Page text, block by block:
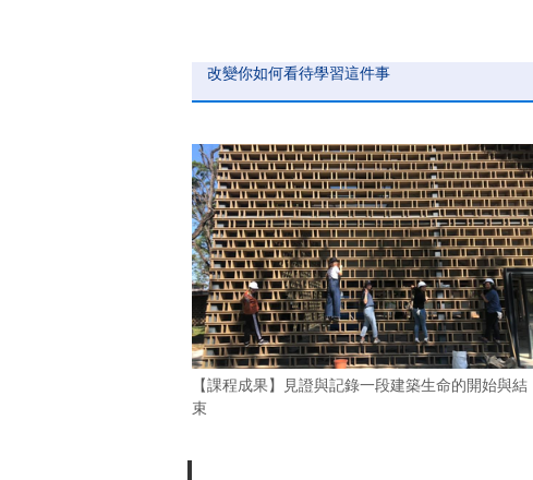
改變你如何看待學習這件事
【課程成果】見證與記錄一段建築生命的開始與結
束